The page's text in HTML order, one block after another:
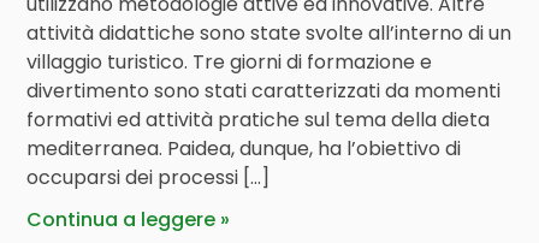
attività didattiche sono state svolte all’interno di un
villaggio turistico. Tre giorni di formazione e
divertimento sono stati caratterizzati da momenti
formativi ed attività pratiche sul tema della dieta
mediterranea. Paidea, dunque, ha l’obiettivo di
occuparsi dei processi […]
Continua a leggere